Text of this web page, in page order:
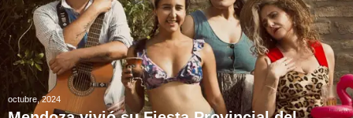
octubre, 2024